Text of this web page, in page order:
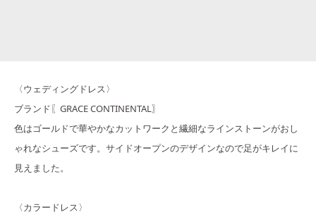
〈ウェディングドレス〉
ブランド〖GRACE CONTINENTAL〗
色はゴールドで華やかなカットワークと繊細なラインストーンがおし
ゃれなシューズです。サイドオープンのデザインなので足がキレイに
見えました。
〈カラードレス〉